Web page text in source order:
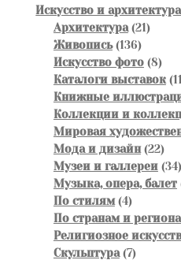
Искусство и архитектура
Архитектура 2121
Живопись 136136
товаров
Искусство фото 88
Каталоги выставок 11
Книжные
Коллекции и
Мировая
Мода и дизайн 2222
Музеи и галлереи 34
Музыка, опера, балет
По стилям 44
товара
По странам и
Религиозное
Скульптура 77